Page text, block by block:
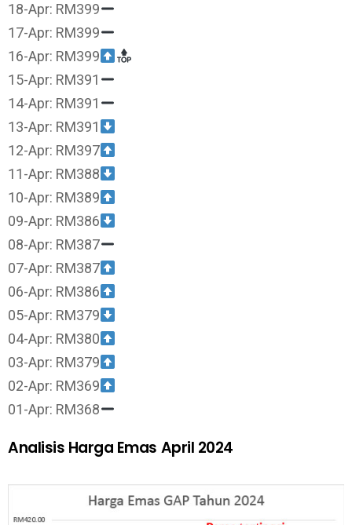
18-Apr: RM399
17-Apr: RM399
16-Apr: RM399
15-Apr: RM391
14-Apr: RM391
13-Apr: RM391
12-Apr: RM397
11-Apr: RM388
10-Apr: RM389
09-Apr: RM386
08-Apr: RM387
07-Apr: RM387
06-Apr: RM386
05-Apr: RM379
04-Apr: RM380
03-Apr: RM379
02-Apr: RM369
01-Apr: RM368
Analisis Harga Emas April 2024